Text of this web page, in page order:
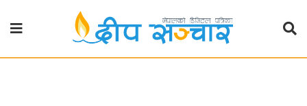
गृहपृष्ठ